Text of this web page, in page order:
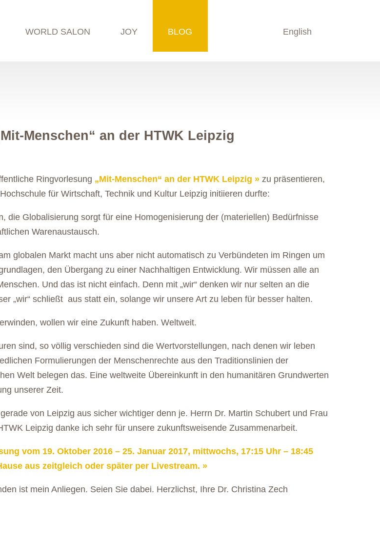
WORLD SALON JOY BLOG English
Menschen“ an der HTWK Leipzig
Ringvorlesung „Mit-Menschen“ an der HTWK Leipzig
zu präsentieren,
für Wirtschaft, Technik und Kultur Leipzig initiieren durfte:
die Globalisierung sorgt für eine Homogenisierung der (materiellen) Bedürfnisse
Warenaustausch.
globalen Markt macht uns aber nicht automatisch zu Verbündeten im Ringen um
den Übergang zu einer Nachhaltigen Entwicklung. Wir müssen alle an
Und das ist nicht einfach. Denn mit „wir“ denken wir nur selten an die
„wir“ schließt aus statt ein, solange wir unsere Art zu leben für besser halten.
wollen wir eine Zukunft haben. Weltweit.
sind, so völlig verschieden sind die Wertvorstellungen, nach denen wir leben
Formulierungen der Menschenrechte aus den Traditionslinien der
Welt belegen das. Eine weltweite Übereinkunft in den humanitären Grundwerten
unserer Zeit.
von Leipzig aus sicher wichtiger denn je. Herrn Dr. Martin Schubert und Frau
Leipzig danke ich sehr für unsere zukunftsweisende Zusammenarbeit.
vom 19. Oktober 2016 – 25. Januar 2017, mittwochs, 17:15 Uhr – 18:45
aus zeitgleich oder später per Livestream.
ist mein Anliegen. Seien Sie dabei. Herzlichst, Ihre Dr. Christina Zech